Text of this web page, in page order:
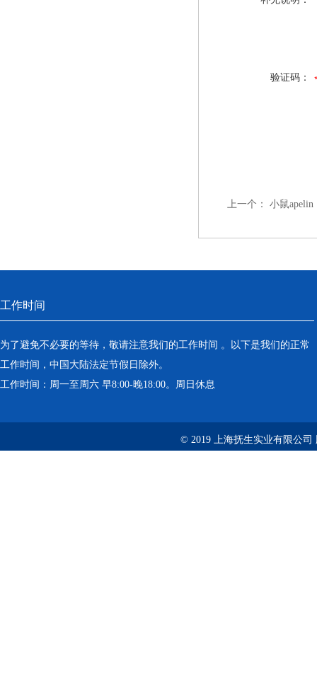
验证码：
上一个： 小鼠
工作时间
为了避免不必要的等待，敬请注意我们的工作时间 。以下是我们的正常
工作时间，中国大陆法定节假日除外。
工作时间：周一至周六 早8:00-晚18:00。周日休息
© 2019 上海抚生实业有限公司